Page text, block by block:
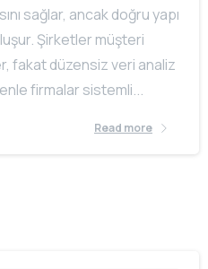
sağlar, ancak doğru yapı
Şirketler müşteri
fakat düzensiz veri analiz
firmalar sistemli...
Read more